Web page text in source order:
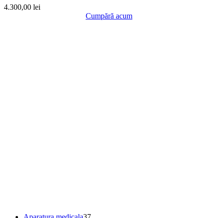
4.300,00 lei
Cumpără acum
37